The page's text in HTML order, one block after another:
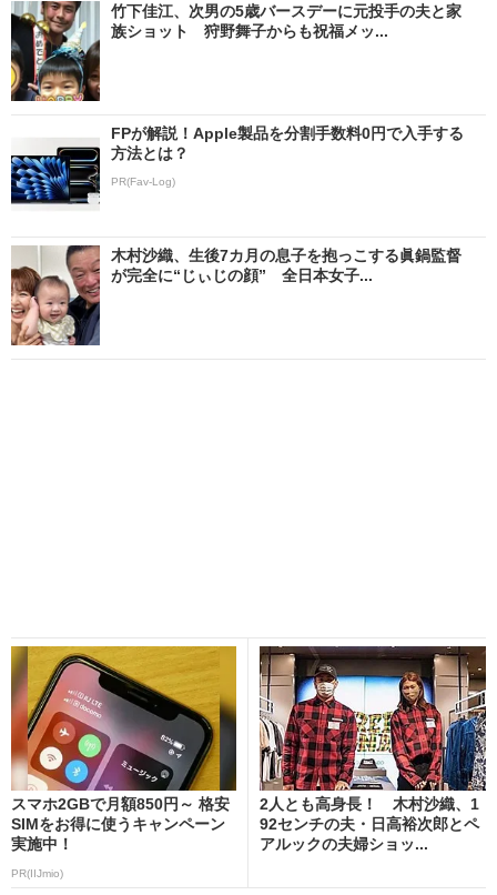
竹下佳江、次男の5歳バースデーに元投手の夫と家
族ショット 狩野舞子からも祝福メッ...
FPが解説！Apple製品を分割手数料0円で入手する
方法とは？
PR(Fav-Log)
木村沙織、生後7カ月の息子を抱っこする眞鍋監督
が完全に“じぃじの顔” 全日本女子...
スマホ2GBで月額850円～ 格安
SIMをお得に使うキャンペーン
実施中！
PR(IIJmio)
2人とも高身長！ 木村沙織、1
92センチの夫・日高裕次郎とペ
アルックの夫婦ショッ...